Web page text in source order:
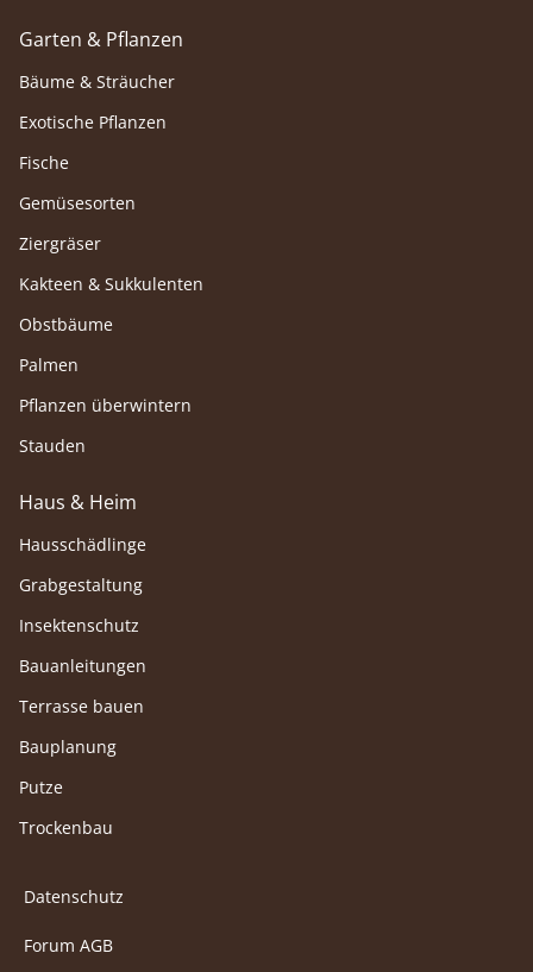
Garten & Pflanzen
Bäume & Sträucher
Exotische Pflanzen
Fische
Gemüsesorten
Ziergräser
Kakteen & Sukkulenten
Obstbäume
Palmen
Pflanzen überwintern
Stauden
Haus & Heim
Hausschädlinge
Grabgestaltung
Insektenschutz
Bauanleitungen
Terrasse bauen
Bauplanung
Putze
Trockenbau
Datenschutz
Forum AGB